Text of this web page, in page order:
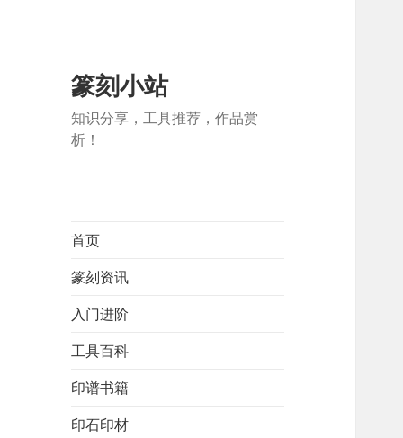
篆刻小站
知识分享，工具推荐，作品赏
析！
首页
篆刻资讯
入门进阶
工具百科
印谱书籍
印石印材